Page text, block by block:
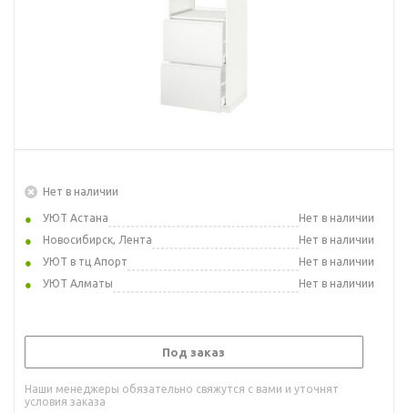
Нет в наличии
УЮТ Астана
Нет в наличии
Новосибирск, Лента
Нет в наличии
УЮТ в тц Апорт
Нет в наличии
УЮТ Алматы
Нет в наличии
Под заказ
Наши менеджеры обязательно свяжутся с вами и уточнят
условия заказа